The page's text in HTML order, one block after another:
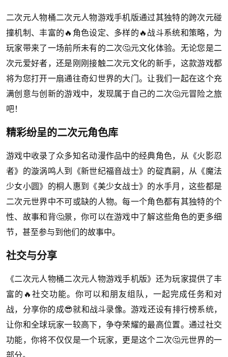
二次元人物桶二次元人物游戏手机版通过其独特的跨次元碰
撞机制、丰富的🔥角色设定、多样的🔥战斗系统和策略，为
玩家带来了一场前所未有的二次🤔元文化体验。无论您是二
次元爱好者，还是刚刚接触二次元文化的新手，这款游戏都
将为您打开一扇通往奇幻世界的大门。让我们一起在这个充
满创意与创新的游戏中，发现属于自己的二次🤔元冒险之旅
吧！
精彩纷呈的二次元角色库
游戏中收录了众多知名动漫作品中的经典角色，从《火影忍
者》的漩涡鸣人到《新世纪福音战士》的碇真嗣，从《魔法
少女小圆》的桐人惠到《美少女战士》的水手月，这些都是
二次元世界中不可或缺的人物。每一个角色都有其独特的个
性、故事和背🤔景，你可以在游戏中了解这些角色的更多细
节，甚至参与到他们的故事中。
社交与分享
《二次元人物桶二次元人物游戏手机版》还为玩家提供了丰
富的🔥社交功能。你可以和朋友组队，一起完成任务和对
战，分享你的成😎就和战斗录像。游戏还设有排行榜系统，
让你和全球玩家一较高下，争夺荣耀的最高位置。通过社交
功能，你将不仅仅是一个玩家，更是这个二次🤔元世界的一
部分。